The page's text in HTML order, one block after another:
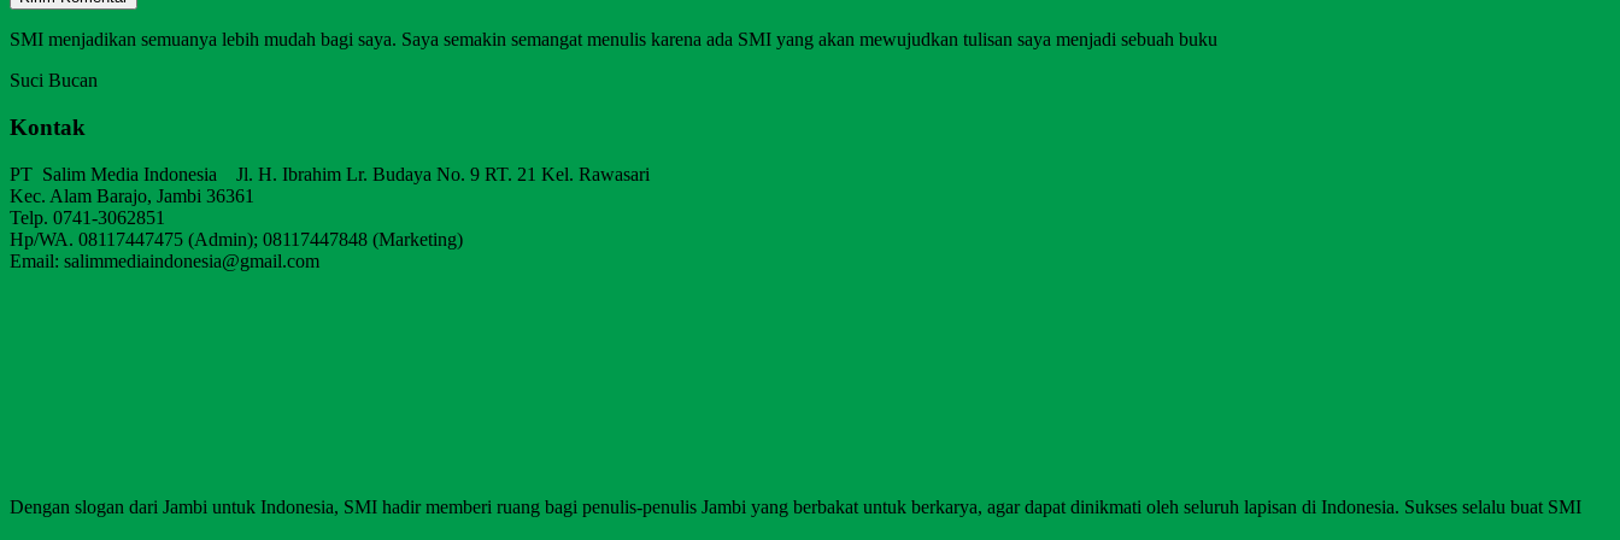
SMI menjadikan semuanya lebih mudah bagi saya. Saya semakin semangat menulis karena ada SMI yang akan mewujudkan tulisan saya menjadi sebuah buku
Suci Bucan
Kontak
PT Salim Media Indonesia Jl. H. Ibrahim Lr. Budaya No. 9 RT. 21 Kel. Rawasari
Kec. Alam Barajo, Jambi 36361
Telp. 0741-3062851
Hp/WA. 08117447475 (Admin); 08117447848 (Marketing)
Email: salimmediaindonesia@gmail.com
Dengan slogan dari Jambi untuk Indonesia, SMI hadir memberi ruang bagi penulis-penulis Jambi yang berbakat untuk berkarya, agar dapat dinikmati oleh seluruh lapisan di Indonesia. Sukses selalu buat SMI